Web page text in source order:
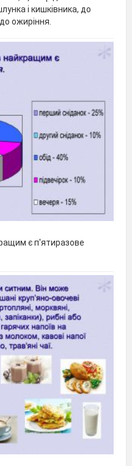
і кишківника, до
ожиріння.
є п'ятиразове